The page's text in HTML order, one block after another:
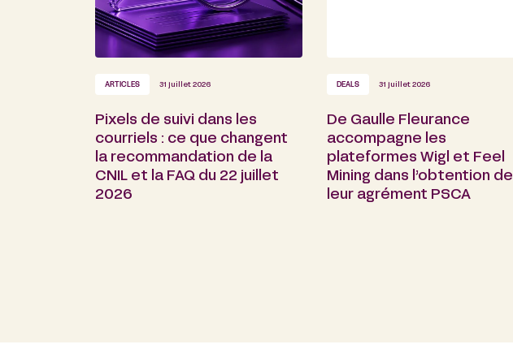
ARTICLES 31 juillet 2026
Pixels de suivi dans les
courriels : ce que changent
la recommandation de la
CNIL et la FAQ du 22 juillet
2026
DEALS 31 juillet 2026
De Gaulle Fleurance
accompagne les
plateformes Wigl et Feel
Mining dans l’obtention de
leur agrément PSCA